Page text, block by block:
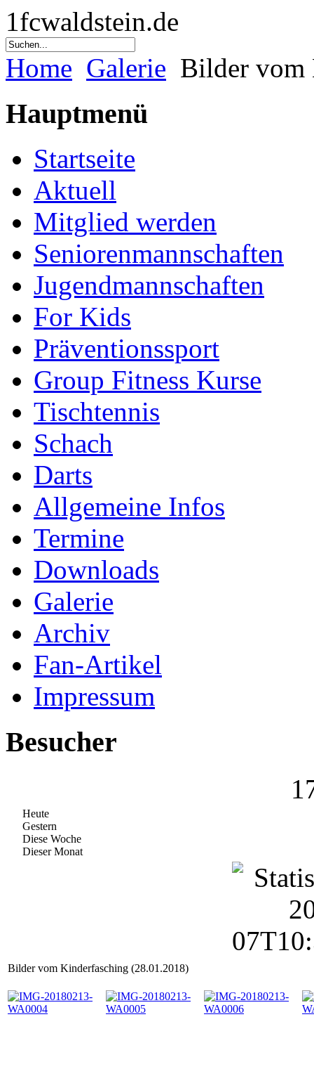
1fcwaldstein.de
Home Galerie Bilder vom
Hauptmenü
Startseite
Aktuell
Mitglied werden
Seniorenmannschaften
Jugendmannschaften
For Kids
Präventionssport
Group Fitness Kurse
Tischtennis
Schach
Darts
Allgemeine Infos
Termine
Downloads
Galerie
Archiv
Fan-Artikel
Impressum
Besucher
Heute
Gestern
Diese Woche
Dieser Monat
Bilder vom Kinderfasching (28.01.2018)